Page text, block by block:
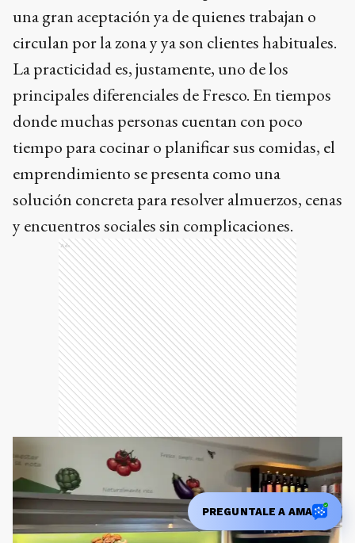
una gran aceptación ya de quienes trabajan o
circulan por la zona y ya son clientes habituales.
La practicidad es, justamente, uno de los
principales diferenciales de Fresco. En tiempos
donde muchas personas cuentan con poco
tiempo para cocinar o planificar sus comidas, el
emprendimiento se presenta como una
solución concreta para resolver almuerzos, cenas
y encuentros sociales sin complicaciones.
Ads
PREGUNTALE A AMA